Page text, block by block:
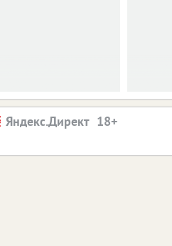
Яндекс.Директ